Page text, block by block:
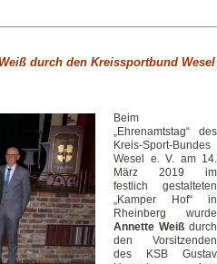
durch den Kreissportbund Wesel
Beim
„Ehrenamtstag“ des
Kreis-Sport-Bundes
Wesel e. V. am 14.
März 2019 im
festlich gestalteten
„Kamper Hof“ in
Rheinberg wurde
Annette Weiß durch
den Vorsitzenden
des KSB Gustav